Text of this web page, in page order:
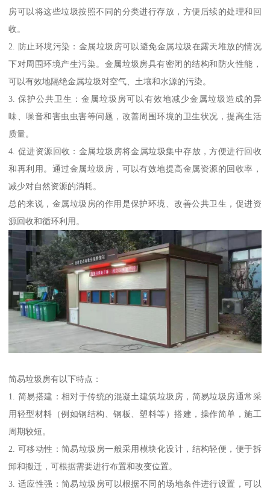
房可以将这些垃圾按照不同的分类进行存放，方便后续的处理和回
收。
2. 防止环境污染：金属垃圾房可以避免金属垃圾在露天堆放的情况
下对周围环境产生污染。金属垃圾房具有密闭的结构和防火性能，
可以有效地隔绝金属垃圾对空气、土壤和水源的污染。
3. 保护公共卫生：金属垃圾房可以有效地减少金属垃圾造成的异
味、噪音和害虫虫害等问题，改善周围环境的卫生状况，提高生活
质量。
4. 促进资源回收：金属垃圾房将金属垃圾集中存放，方便进行回收
和再利用。通过金属垃圾房，可以有效地提高金属资源的回收率，
减少对自然资源的消耗。
总的来说，金属垃圾房的作用是保护环境、改善公共卫生，促进资
源回收和循环利用。
简易垃圾房有以下特点：
1. 简易搭建：相对于传统的混凝土建筑垃圾房，简易垃圾房通常采
用轻型材料（例如钢结构、钢板、塑料等）搭建，操作简单，施工
周期较短。
2. 可移动性：简易垃圾房一般采用模块化设计，结构轻便，便于拆
卸和搬迁，可根据需要进行布置和改变位置。
3. 适应性强：简易垃圾房可以根据不同的场地条件进行设置，可以